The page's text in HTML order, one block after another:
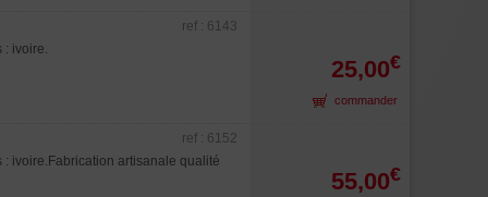
ref : 6143
: ivoire.
25,00€
commander
ref : 6152
ivoire.Fabrication artisanale qualité
55,00€